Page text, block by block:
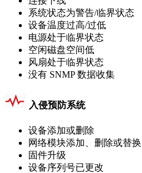
系统状态为警告/临界状态
设备温度过高/过低
电源处于临界状态
空闲磁盘空间低
风扇处于临界状态
没有 SNMP 数据收集
入侵预防系统
设备添加或删除
网络模块添加、删除或替换
固件升级
设备序列号已更改